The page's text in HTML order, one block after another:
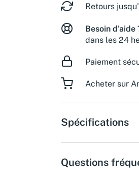
Retours
Besoin d'aide
dans les 24
Paiement
Acheter sur
Spécifications
Questions